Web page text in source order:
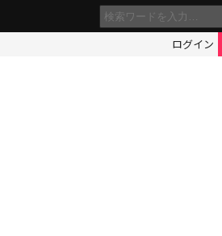
ログイン